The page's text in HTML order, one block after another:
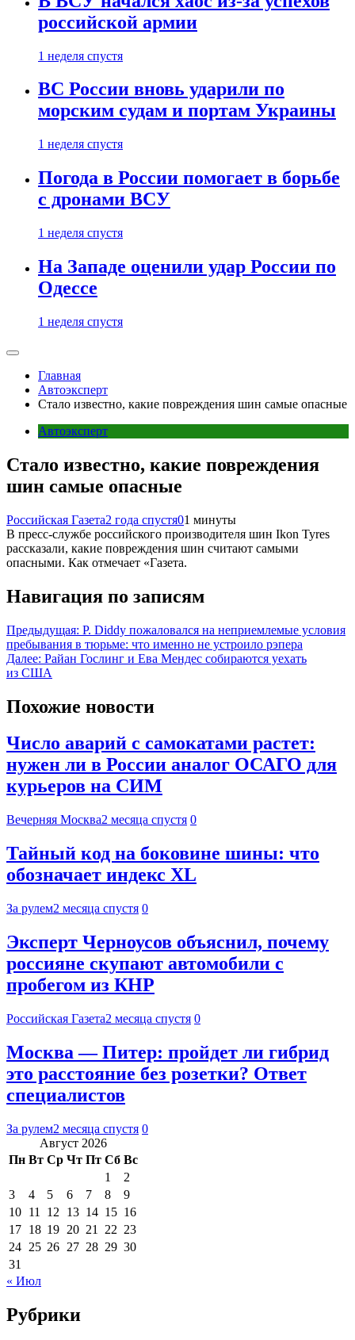
российской армии
1 неделя спустя
ВС России вновь ударили по
морским судам и портам Украины
1 неделя спустя
Погода в России помогает в борьбе
с дронами ВСУ
1 неделя спустя
На Западе оценили удар России по
Одессе
1 неделя спустя
Главная
Автоэксперт
Стало известно, какие повреждения шин самые опасные
Автоэксперт
Стало известно, какие повреждения
шин самые опасные
Российская Газета2 года спустя01 минуты
В пресс-службе российского производителя шин Ikon Tyres
рассказали, какие повреждения шин считают самыми
опасными. Как отмечает «Газета.
Навигация по записям
Предыдущая: P. Diddy пожаловался на неприемлемые условия
пребывания в тюрьме: что именно не устроило рэпера
Далее: Райан Гослинг и Ева Мендес собираются уехать
из США
Похожие новости
Число аварий с самокатами растет:
нужен ли в России аналог ОСАГО для
курьеров на СИМ
Вечерняя Москва2 месяца спустя 0
Тайный код на боковине шины: что
обозначает индекс XL
За рулем2 месяца спустя 0
Эксперт Черноусов объяснил, почему
россияне скупают автомобили с
пробегом из КНР
Российская Газета2 месяца спустя 0
Москва — Питер: пройдет ли гибрид
это расстояние без розетки? Ответ
специалистов
За рулем2 месяца спустя 0
Август 2026
Пн Вт Ср Чт Пт Сб Вс
1
2
3
4 5 6 7 8
9
10 11 12 13 14 15 16
17 18 19 20 21 22 23
24 25 26 27 28 29 30
31
« Июл
Рубрики